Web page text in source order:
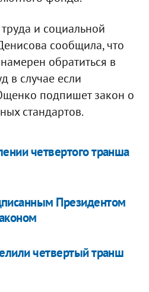
и социальной
сообщила, что
обратиться в
в случае если
подпишет закон о
стандартов.
четвертого транша
Президентом
четвертый транш